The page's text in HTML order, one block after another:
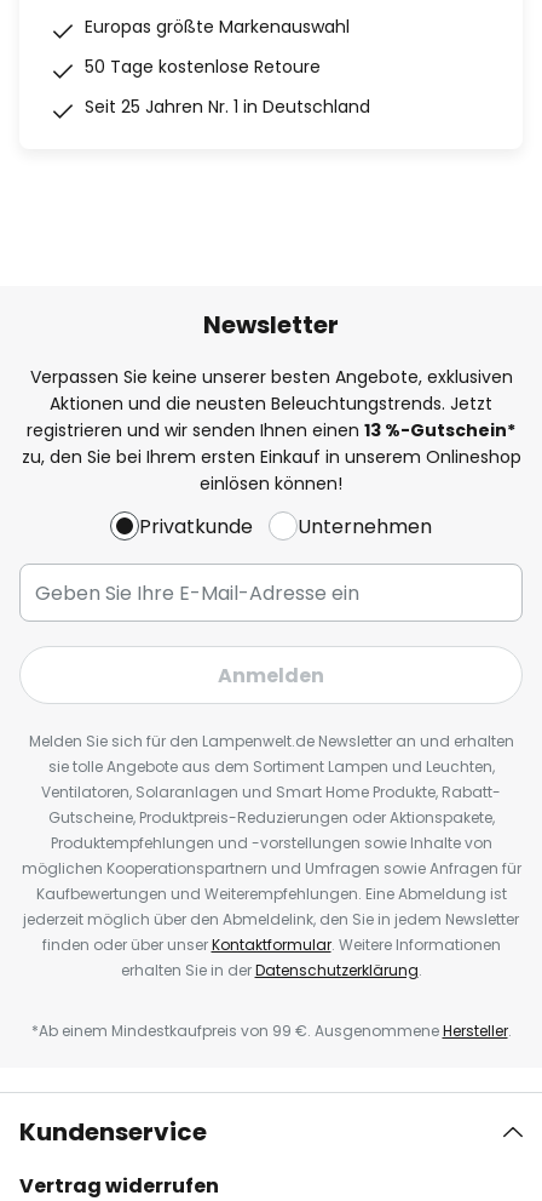
Europas größte Markenauswahl
50 Tage kostenlose Retoure
Seit 25 Jahren Nr. 1 in Deutschland
Newsletter
Verpassen Sie keine unserer besten Angebote, exklusiven
Aktionen und die neusten Beleuchtungstrends. Jetzt
registrieren und wir senden Ihnen einen 13 %-Gutschein*
zu, den Sie bei Ihrem ersten Einkauf in unserem Onlineshop
einlösen können!
Privatkunde Unternehmen
Anmelden
Melden Sie sich für den Lampenwelt.de Newsletter an und erhalten
sie tolle Angebote aus dem Sortiment Lampen und Leuchten,
Ventilatoren, Solaranlagen und Smart Home Produkte, Rabatt-
Gutscheine, Produktpreis-Reduzierungen oder Aktionspakete,
Produktempfehlungen und -vorstellungen sowie Inhalte von
möglichen Kooperationspartnern und Umfragen sowie Anfragen für
Kaufbewertungen und Weiterempfehlungen. Eine Abmeldung ist
jederzeit möglich über den Abmeldelink, den Sie in jedem Newsletter
finden oder über unserKontaktformular. Weitere Informationen
erhalten Sie in derDatenschutzerklärung.
*Ab einem Mindestkaufpreis von 99 €. AusgenommeneHersteller.
Kundenservice
Vertrag widerrufen